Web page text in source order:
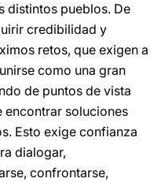
distintos pueblos. De
credibilidad y
retos, que exigen a
como una gran
de puntos de vista
encontrar soluciones
Esto exige confianza
dialogar,
confrontarse,